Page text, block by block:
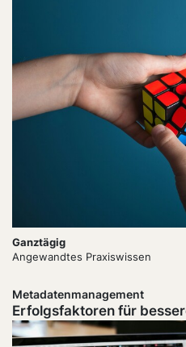
Dauer:
Ganztägig
Level
Angewandtes Praxiswissen
Metadatenmanagement
Erfolgsfaktoren für